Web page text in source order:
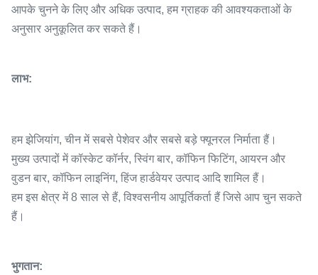
आपके चुनने के लिए और अधिक उत्पाद, हम ग्राहक की आवश्यकताओं के
अनुसार अनुकूलित कर सकते हैं।
लाभ:
हम झेजियांग, चीन में सबसे पेशेवर और सबसे बड़े फ्यूनरल निर्माता हैं।
मुख्य उत्पादों में कॉस्केट कॉर्नर, स्विंग बार, कॉफिन फिटिंग, आयरन और
वुडन बार, कॉफिन लाइनिंग, हिंज हार्डवेयर उत्पाद आदि शामिल हैं।
हम इस क्षेत्र में 8 साल से हैं, विश्वसनीय आपूर्तिकर्ता हैं जिसे आप चुन सकते
हैं।
भुगतान: